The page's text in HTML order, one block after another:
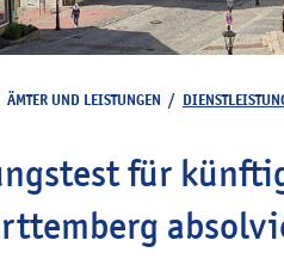
ÄMTER UND LEISTUNGEN /
für